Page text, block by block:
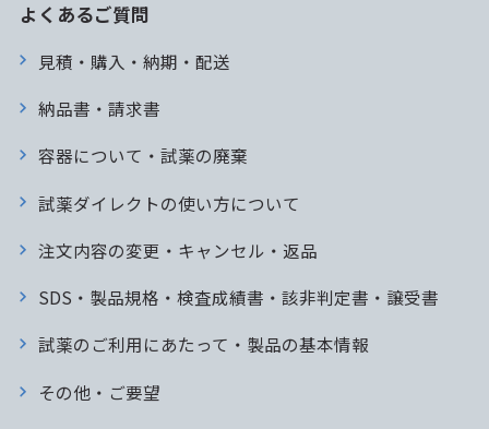
よくあるご質問
見積・購入・納期・配送
納品書・請求書
容器について・試薬の廃棄
試薬ダイレクトの使い方について
注文内容の変更・キャンセル・返品
SDS・製品規格・検査成績書・該非判定書・譲受書
試薬のご利用にあたって・製品の基本情報
その他・ご要望